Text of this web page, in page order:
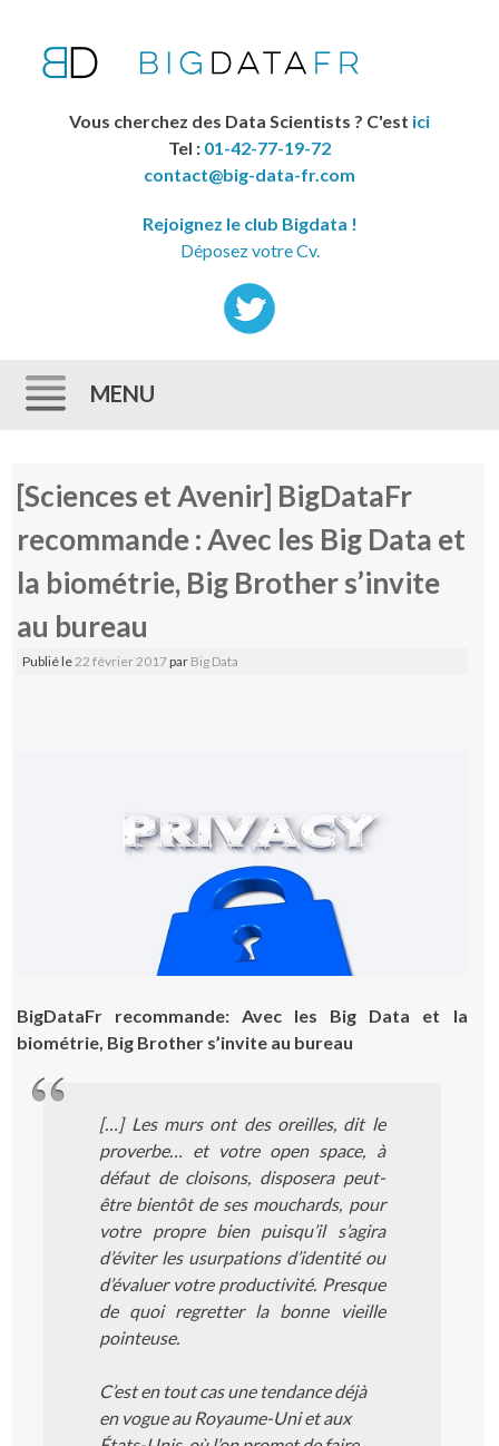
Vous cherchez des Data Scientists ? C'est ici
Tel : 01-42-77-19-72
contact@big-data-fr.com
Rejoignez le club Bigdata !
Déposez votre Cv.
MENU
[Sciences et Avenir] BigDataFr
recommande : Avec les Big Data et
la biométrie, Big Brother s’invite
au bureau
Publié le 22 février 2017par Big Data
BigDataFr recommande: Avec les Big Data et la
biométrie, Big Brother s’invite au bureau
[…] Les murs ont des oreilles, dit le
proverbe… et votre open space, à
défaut de cloisons, disposera peut-
être bientôt de ses mouchards, pour
votre propre bien puisqu’il s’agira
d’éviter les usurpations d’identité ou
d’évaluer votre productivité. Presque
de quoi regretter la bonne vieille
pointeuse.
C’est en tout cas une tendance déjà
en vogue au Royaume-Uni et aux